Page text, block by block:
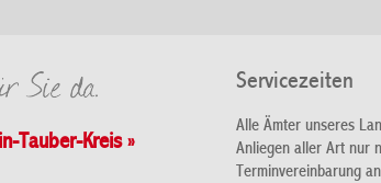
Tauber-Kreis »
Servicezeiten
Alle Ämter unseres
Anliegen aller Art nur
Terminvereinbarung